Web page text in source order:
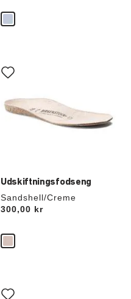
Udskiftningsfodseng
Sandshell/Creme
Price:
300,00 kr
med
prøvefarver
opdatere
produktbilledet
med